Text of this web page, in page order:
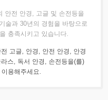
안전 안경, 고글 및 손전등을
술과 30년의 경험을 바탕으로
충족시키고 있습니다.
전 고글 안경 안전 안경
안경
스 독서 안경 손전등을(를)
용해주세요.